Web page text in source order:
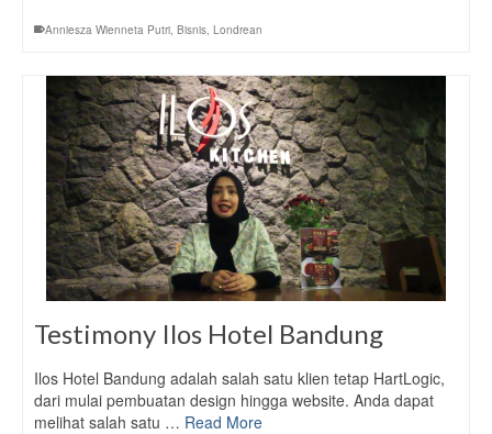
Anniesza Wienneta Putri Bisnis Londrean
Testimony Ilos Hotel Bandung
Ilos Hotel Bandung adalah salah satu klien tetap HartLogic,
dari mulai pembuatan design hingga website. Anda dapat
melihat salah satu … Read More